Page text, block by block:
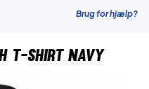
Brug for hjælp?
T-shirt Navy